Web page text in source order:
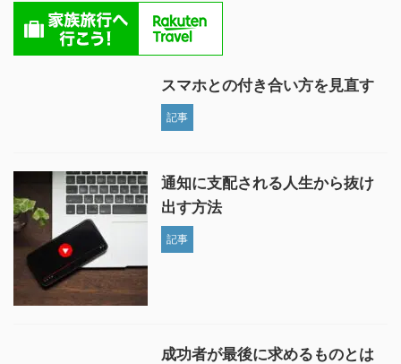
スマホとの付き合い方を見直す
記事
通知に支配される人生から抜け
出す方法
記事
成功者が最後に求めるものとは